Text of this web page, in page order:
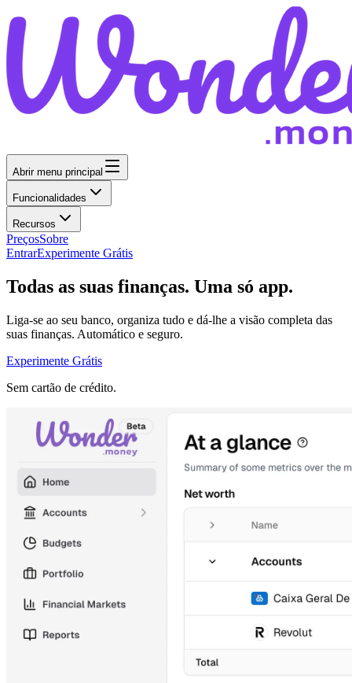
Abrir menu principal
Funcionalidades
Recursos
PreçosSobre
EntrarExperimente Grátis
Todas as suas finanças. Uma só app.
Liga-se ao seu banco, organiza tudo e dá-lhe a visão completa das
suas finanças. Automático e seguro.
Experimente Grátis
Sem cartão de crédito.